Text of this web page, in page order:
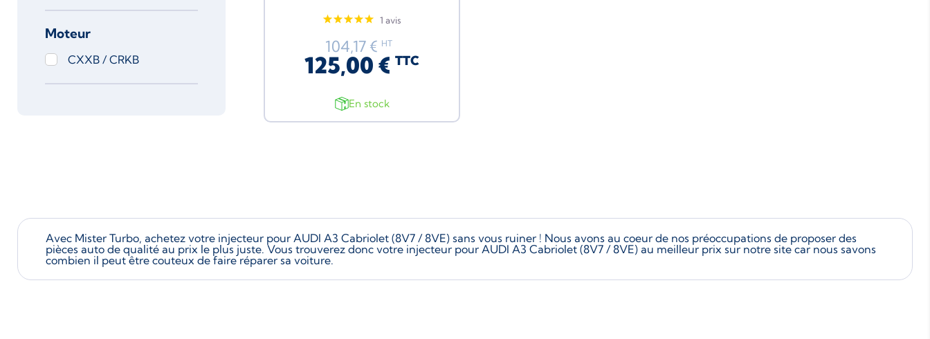
Moteur
CXXB / CRKB
1 avis
104,17 € HT
125,00 €TTC
En stock
Avec Mister Turbo, achetez votre injecteur pour AUDI A3 Cabriolet (8V7 / 8VE) sans vous ruiner ! Nous avons au coeur de nos préoccupations de proposer des
pièces auto de qualité au prix le plus juste. Vous trouverez donc votre injecteur pour AUDI A3 Cabriolet (8V7 / 8VE) au meilleur prix sur notre site car nous savons
combien il peut être couteux de faire réparer sa voiture.